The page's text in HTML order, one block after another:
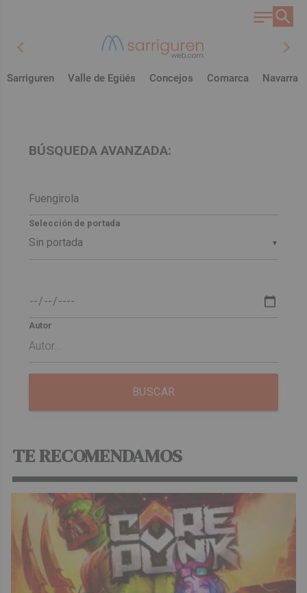
chevron_left chevron_right
Sarriguren Valle de Egüés Concejos Comarca Navarra
BÚSQUEDA AVANZADA:
▼
Selección de portada
Autor
BUSCAR
TE RECOMENDAMOS